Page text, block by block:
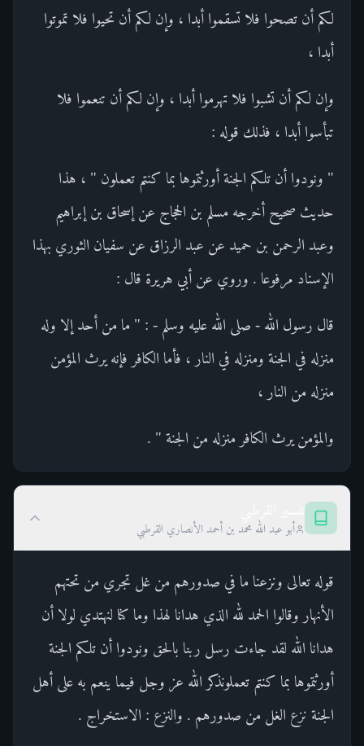
لكم أن تصحوا فلا تسقموا أبدا ، وإن لكم أن تحيوا فلا تموتوا
أبدا ،
وإن لكم أن تشبوا فلا تهرموا أبدا ، وإن لكم أن تنعموا فلا
تبأسوا أبدا ، فذلك قوله :
" ونودوا أن تلكم الجنة أورثتموها بما كنتم تعملون " ، هذا
حديث صحيح أخرجه مسلم بن الحجاج عن إسحاق بن إبراهيم
وعبد الرحمن بن حميد عن عبد الرزاق عن سفيان الثوري بهذا
الإسناد مرفوعا . وروي عن أبي هريرة قال :
قال رسول الله - صلى الله عليه وسلم - : " ما من أحد إلا وله
منزله في الجنة ومنزله في النار ، فأما الكافر فإنه يرث المؤمن
منزله من النار ،
والمؤمن يرث الكافر منزله من الجنة " .
أبو عبد الله محمد بن أحمد الأنصاري القرطبي
قوله تعالى ونزعنا ما في صدورهم من غل تجري من تحتهم
الأنهار وقالوا الحمد لله الذي هدانا لهذا وما كنا لنهتدي لولا أن
هدانا الله لقد جاءت رسل ربنا بالحق ونودوا أن تلكم الجنة
أورثتموها بما كنتم تعملونذكر الله عز وجل فيما ينعم به على أهل
الجنة نزع الغل من صدورهم . والنزع : الاستخراج .